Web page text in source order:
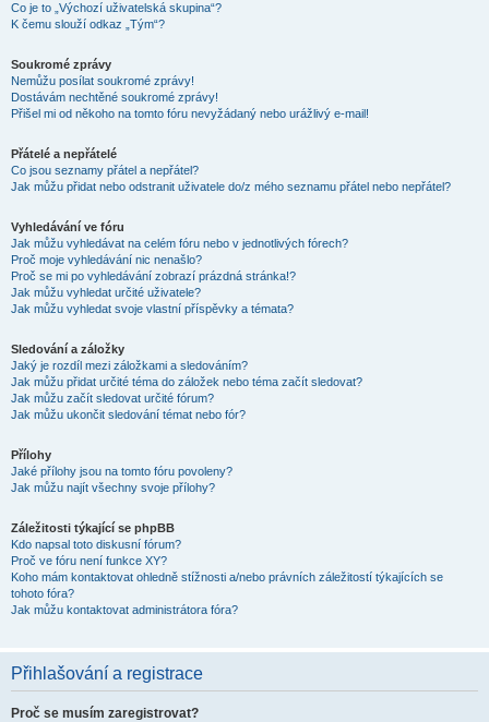
Co je to „Výchozí uživatelská skupina“?
K čemu slouží odkaz „Tým“?
Soukromé zprávy
Nemůžu posílat soukromé zprávy!
Dostávám nechtěné soukromé zprávy!
Přišel mi od někoho na tomto fóru nevyžádaný nebo urážlivý e-mail!
Přátelé a nepřátelé
Co jsou seznamy přátel a nepřátel?
Jak můžu přidat nebo odstranit uživatele do/z mého seznamu přátel nebo nepřátel?
Vyhledávání ve fóru
Jak můžu vyhledávat na celém fóru nebo v jednotlivých fórech?
Proč moje vyhledávání nic nenašlo?
Proč se mi po vyhledávání zobrazí prázdná stránka!?
Jak můžu vyhledat určité uživatele?
Jak můžu vyhledat svoje vlastní příspěvky a témata?
Sledování a záložky
Jaký je rozdíl mezi záložkami a sledováním?
Jak můžu přidat určité téma do záložek nebo téma začít sledovat?
Jak můžu začít sledovat určité fórum?
Jak můžu ukončit sledování témat nebo fór?
Přílohy
Jaké přílohy jsou na tomto fóru povoleny?
Jak můžu najít všechny svoje přílohy?
Záležitosti týkající se phpBB
Kdo napsal toto diskusní fórum?
Proč ve fóru není funkce XY?
Koho mám kontaktovat ohledně stížnosti a/nebo právních záležitostí týkajících se
tohoto fóra?
Jak můžu kontaktovat administrátora fóra?
Přihlašování a registrace
Proč se musím zaregistrovat?